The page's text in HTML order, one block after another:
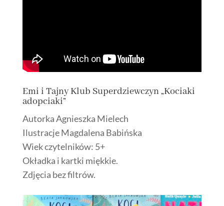
Emi i Tajny Klub Superdziewczyn „Kociaki
adopciaki”
Autorka Agnieszka Mielech
Ilustracje Magdalena Babińska
Wiek czytelników: 5+
Okładka i kartki miękkie.
Zdjęcia bez filtrów.